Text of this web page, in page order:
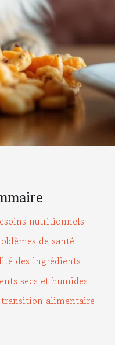
nutritionnels
de santé
des ingrédients
secs et humides
alimentaire